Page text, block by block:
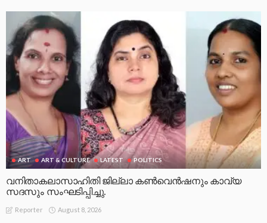
ART ART & CULTURE LATEST POLITICS
വനിതാകലാസാഹിതി ജില്ലാ കൺവെൻഷനും കാവ്യ
സദസും സംഘടിപ്പിച്ചു.
Reporter August 8, 2026